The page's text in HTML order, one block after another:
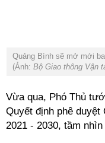
Quảng Bình sẽ mở mới
(Ảnh: Bộ Giao thông Vận
Vừa qua, Phó Thủ
Quyết định phê
2021 - 2030, tầm